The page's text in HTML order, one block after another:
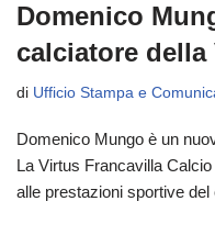
Domenico
calciatore
di Ufficio Stampa e
Domenico Mungo è un
La Virtus Francavilla
alle prestazioni sportive